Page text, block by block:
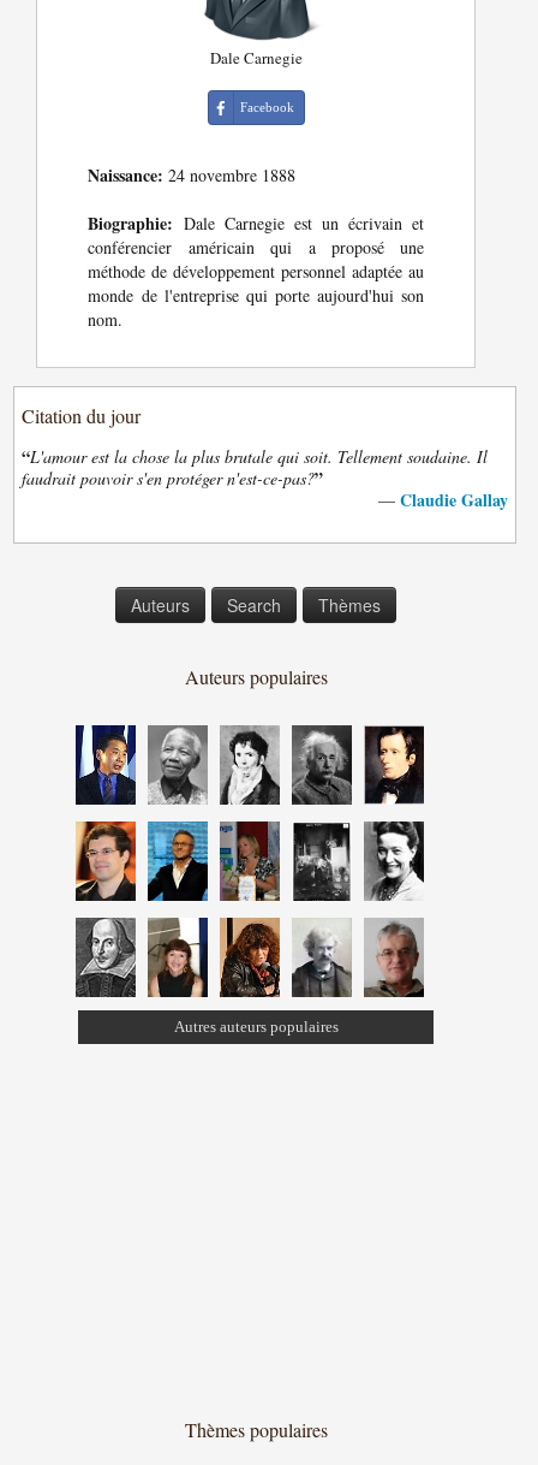
Dale Carnegie
Facebook
Naissance: 24 novembre 1888
Biographie: Dale Carnegie est un écrivain et
conférencier américain qui a proposé une
méthode de développement personnel adaptée au
monde de l'entreprise qui porte aujourd'hui son
nom.
Citation du jour
“L'amour est la chose la plus brutale qui soit. Tellement soudaine. Il
faudrait pouvoir s'en protéger n'est-ce-pas?”
— Claudie Gallay
Auteurs Search Thèmes
Auteurs populaires
Autres auteurs populaires
Thèmes populaires